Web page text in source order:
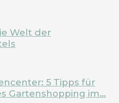
Welt der
5 Tipps für
Gartenshopping im…